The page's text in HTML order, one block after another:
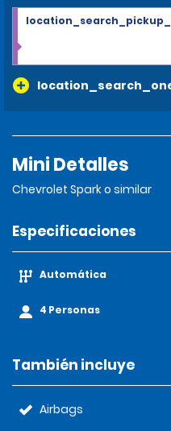
Mini Detalles
Chevrolet Spark o similar
Especificaciones
Automática
4 Personas
También incluye
Airbags